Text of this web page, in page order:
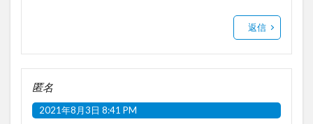
返信
匿名
2021年8月3日 8:41 PM